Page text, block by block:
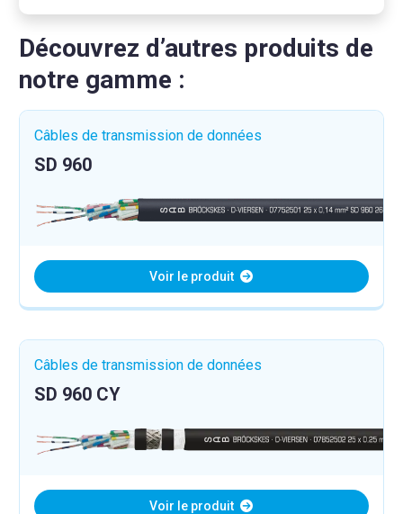
Découvrez d’autres produits de
notre gamme :
Câbles de transmission de données
SD 960
Voir le produit
Câbles de transmission de données
SD 960 CY
Voir le produit